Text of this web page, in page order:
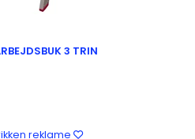
3 TRIN
reklame